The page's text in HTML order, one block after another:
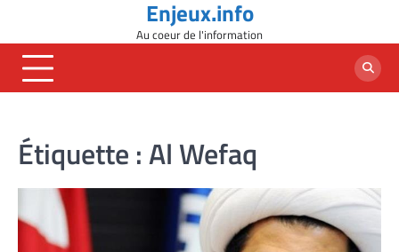
content
Enjeux.info
Au coeur de l'information
Étiquette :Al Wefaq